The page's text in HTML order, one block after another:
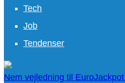
Tech
Job
Tendenser
Nem vejledning til